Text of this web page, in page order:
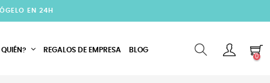
EN 24H
REGALOS DE EMPRESA BLOG
0